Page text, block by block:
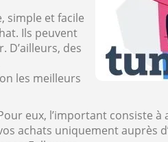
simple et facile
Ils peuvent
D’ailleurs, des
les meilleurs
eux, l’important consiste
achats uniquement auprès